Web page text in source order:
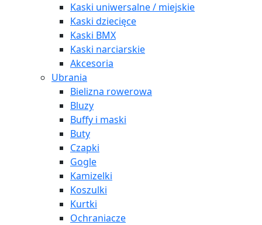
Kaski uniwersalne / miejskie
Kaski dziecięce
Kaski BMX
Kaski narciarskie
Akcesoria
Ubrania
Bielizna rowerowa
Bluzy
Buffy i maski
Buty
Czapki
Gogle
Kamizelki
Koszulki
Kurtki
Ochraniacze